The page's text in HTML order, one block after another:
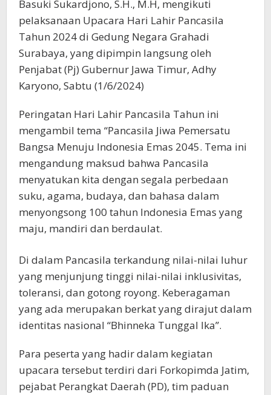
Basuki Sukardjono, S.H., M.H, mengikuti
pelaksanaan Upacara Hari Lahir Pancasila
Tahun 2024 di Gedung Negara Grahadi
Surabaya, yang dipimpin langsung oleh
Penjabat (Pj) Gubernur Jawa Timur, Adhy
Karyono, Sabtu (1/6/2024)
Peringatan Hari Lahir Pancasila Tahun ini
mengambil tema “Pancasila Jiwa Pemersatu
Bangsa Menuju Indonesia Emas 2045. Tema ini
mengandung maksud bahwa Pancasila
menyatukan kita dengan segala perbedaan
suku, agama, budaya, dan bahasa dalam
menyongsong 100 tahun Indonesia Emas yang
maju, mandiri dan berdaulat.
Di dalam Pancasila terkandung nilai-nilai luhur
yang menjunjung tinggi nilai-nilai inklusivitas,
toleransi, dan gotong royong. Keberagaman
yang ada merupakan berkat yang dirajut dalam
identitas nasional “Bhinneka Tunggal Ika”.
Para peserta yang hadir dalam kegiatan
upacara tersebut terdiri dari Forkopimda Jatim,
pejabat Perangkat Daerah (PD), tim paduan